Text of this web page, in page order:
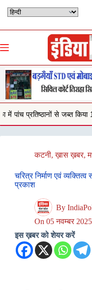
132 किलो घी,परीक्षण हेतु लिये
कटनी,ख़ास ख़बर,
चरित्र निर्माण एवं
प्रकाश
By
On 05 नवम्बर 2025
इस ख़बर को शेयर करें